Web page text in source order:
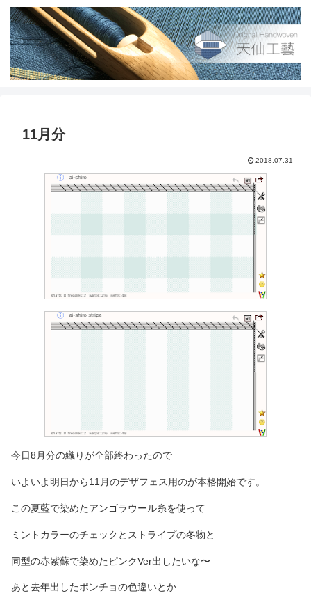
11月分
2018.07.31
今日8月分の織りが全部終わったので
いよいよ明日から11月のデザフェス用のが本格開始です。
この夏藍で染めたアンゴラウール糸を使って
ミントカラーのチェックとストライプの冬物と
同型の赤紫蘇で染めたピンクVer出したいな〜
あと去年出したポンチョの色違いとか